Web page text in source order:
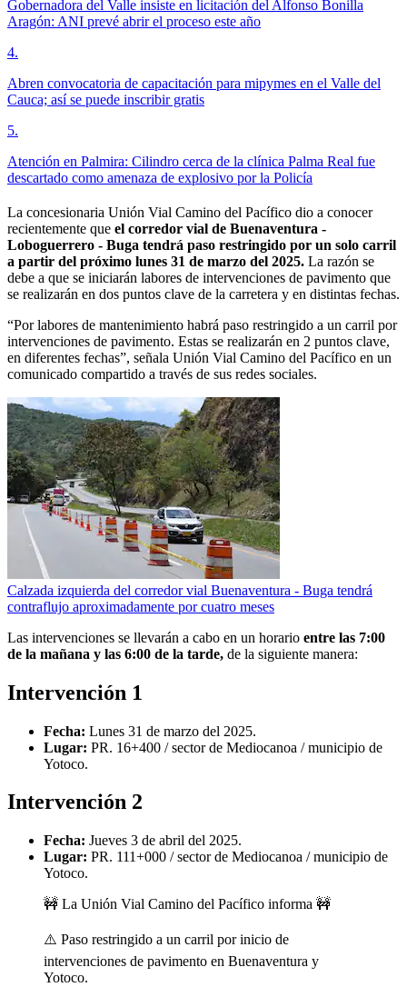
Gobernadora del Valle insiste en licitación del Alfonso Bonilla
Aragón: ANI prevé abrir el proceso este año
4.
Abren convocatoria de capacitación para mipymes en el Valle del
Cauca; así se puede inscribir gratis
5.
Atención en Palmira: Cilindro cerca de la clínica Palma Real fue
descartado como amenaza de explosivo por la Policía
La concesionaria Unión Vial Camino del Pacífico dio a conocer
recientemente que el corredor vial de Buenaventura -
Loboguerrero - Buga tendrá paso restringido por un solo carril
a partir del próximo lunes 31 de marzo del 2025. La razón se
debe a que se iniciarán labores de intervenciones de pavimento que
se realizarán en dos puntos clave de la carretera y en distintas fechas.
“Por labores de mantenimiento habrá paso restringido a un carril por
intervenciones de pavimento. Estas se realizarán en 2 puntos clave,
en diferentes fechas”, señala Unión Vial Camino del Pacífico en un
comunicado compartido a través de sus redes sociales.
Calzada izquierda del corredor vial Buenaventura - Buga tendrá
contraflujo aproximadamente por cuatro meses
Las intervenciones se llevarán a cabo en un horario entre las 7:00
de la mañana y las 6:00 de la tarde, de la siguiente manera:
Intervención 1
Fecha: Lunes 31 de marzo del 2025.
Lugar: PR. 16+400 / sector de Mediocanoa / municipio de
Yotoco.
Intervención 2
Fecha: Jueves 3 de abril del 2025.
Lugar: PR. 111+000 / sector de Mediocanoa / municipio de
Yotoco.
🚧 La Unión Vial Camino del Pacífico informa 🚧
⚠️ Paso restringido a un carril por inicio de
intervenciones de pavimento en Buenaventura y
Yotoco.